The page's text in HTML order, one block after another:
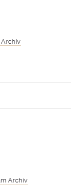
Archiv
Archiv